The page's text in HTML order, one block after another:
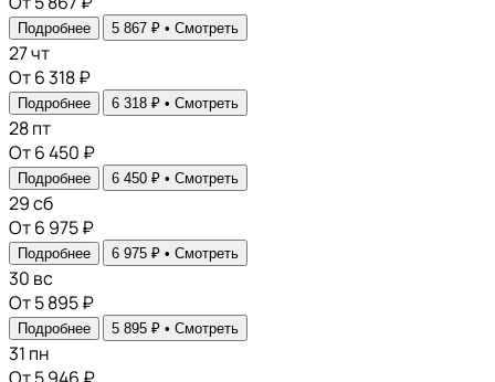
Подробнее 5 867 ₽ • Смотреть
27чт
От 6 318 ₽
Подробнее 6 318 ₽ • Смотреть
28пт
От 6 450 ₽
Подробнее 6 450 ₽ • Смотреть
29сб
От 6 975 ₽
Подробнее 6 975 ₽ • Смотреть
30 вс
От 5 895 ₽
Подробнее 5 895 ₽ • Смотреть
31 пн